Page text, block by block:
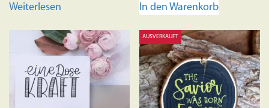
Weiterlesen In den Warenkorb
AUSVERKAUFT